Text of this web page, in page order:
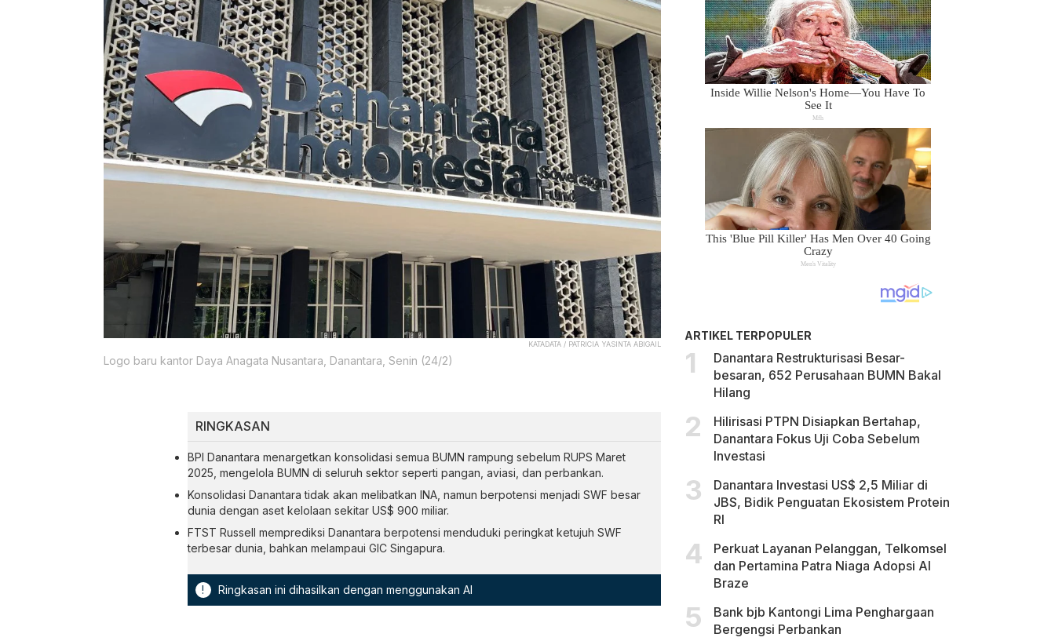
KATADATA / PATRICIA YASINTA ABIGAIL
Logo baru kantor Daya Anagata Nusantara, Danantara, Senin (24/2)
RINGKASAN
BPI Danantara menargetkan konsolidasi semua BUMN rampung sebelum RUPS Maret
2025, mengelola BUMN di seluruh sektor seperti pangan, aviasi, dan perbankan.
Konsolidasi Danantara tidak akan melibatkan INA, namun berpotensi menjadi SWF besar
dunia dengan aset kelolaan sekitar US$ 900 miliar.
FTST Russell memprediksi Danantara berpotensi menduduki peringkat ketujuh SWF
terbesar dunia, bahkan melampaui GIC Singapura.
! Ringkasan ini dihasilkan dengan menggunakan AI
ARTIKEL TERPOPULER
Danantara Restrukturisasi Besar-
besaran, 652 Perusahaan BUMN Bakal
Hilang
Hilirisasi PTPN Disiapkan Bertahap,
Danantara Fokus Uji Coba Sebelum
Investasi
Danantara Investasi US$ 2,5 Miliar di
JBS, Bidik Penguatan Ekosistem Protein
RI
Perkuat Layanan Pelanggan, Telkomsel
dan Pertamina Patra Niaga Adopsi AI
Braze
Bank bjb Kantongi Lima Penghargaan
Bergengsi Perbankan